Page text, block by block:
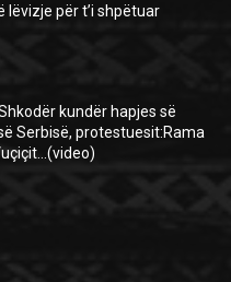
lëvizje për t’i shpëtuar
kundër hapjes së
Serbisë, protestuesit:Rama